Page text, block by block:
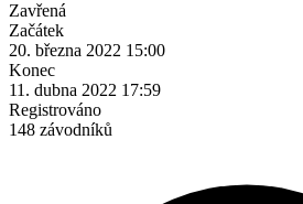
Zavřená
Začátek
20. března 2022 15:00
Konec
11. dubna 2022 17:59
Registrováno
148 závodníků